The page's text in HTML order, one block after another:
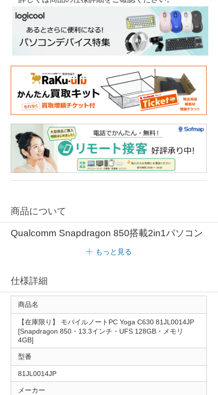
商品について
Qualcomm Snapdragon 850搭載2in1パソコン
もっと見る
仕様詳細
商品名
【在庫限り】 モバイルノートPC Yoga C630 81JL0014JP
[Snapdragon 850・13.3インチ・UFS 128GB・メモリ
4GB]
型番
81JL0014JP
メーカー